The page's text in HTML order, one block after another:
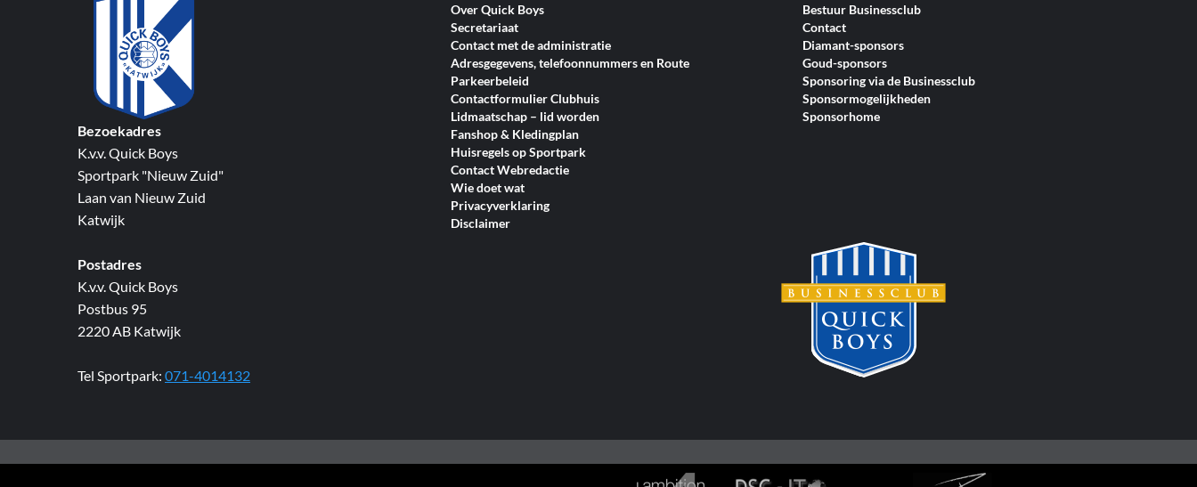
Bezoekadres
K.v.v. Quick Boys
Sportpark "Nieuw Zuid"
Laan van Nieuw Zuid
Katwijk
Postadres
K.v.v. Quick Boys
Postbus 95
2220 AB Katwijk
Tel Sportpark: 071-4014132
Over Quick Boys
Secretariaat
Contact met de administratie
Adresgegevens, telefoonnummers en Route
Parkeerbeleid
Contactformulier Clubhuis
Lidmaatschap – lid worden
Fanshop & Kledingplan
Huisregels op Sportpark
Contact Webredactie
Wie doet wat
Privacyverklaring
Disclaimer
Bestuur Businessclub
Contact
Diamant-sponsors
Goud-sponsors
Sponsoring via de Businessclub
Sponsormogelijkheden
Sponsorhome